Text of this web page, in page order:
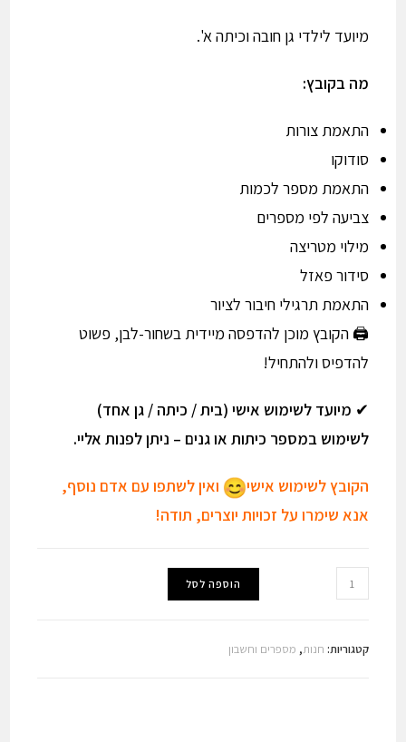
מיועד לילדי גן חובה וכיתה א'.
מה בקובץ:
התאמת צורות
סודוקו
התאמת מספר לכמות
צביעה לפי מספרים
מילוי מטריצה
סידור פאזל
התאמת תרגילי חיבור לציור
🖨️ הקובץ מוכן להדפסה מיידית בשחור-לבן, פשוט
להדפיס ולהתחיל!
✔ מיועד לשימוש אישי (בית / כיתה / גן אחד)
לשימוש במספר כיתות או גנים – ניתן לפנות אליי.
הקובץ לשימוש אישי
ואין לשתפו עם אדם נוסף,
אנא שימרו על זכויות יוצרים, תודה!
כמות
של
חשיבה
הוספה לסל
קטגוריות: חנות, מספרים וחשבון